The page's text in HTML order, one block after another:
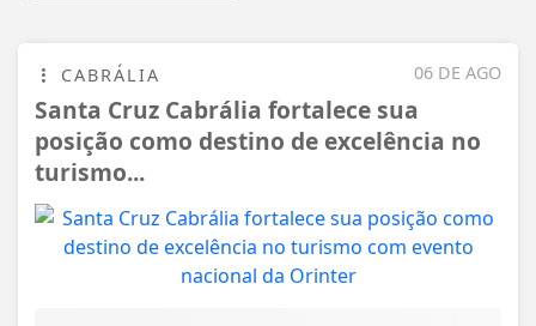
06 DE AGO
CABRÁLIA
Santa Cruz Cabrália fortalece sua
posição como destino de excelência no
turismo...